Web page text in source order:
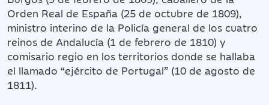
Orden Real de España (25 de octubre de 1809),
ministro interino de la Policía general de los cuatro
reinos de Andalucía (1 de febrero de 1810) y
comisario regio en los territorios donde se hallaba
el llamado “ejército de Portugal” (10 de agosto de
1811).